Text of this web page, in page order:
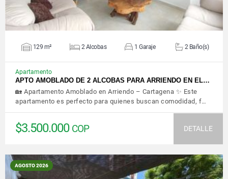
129 m² 2 Alcobas 1 Garaje 2 Baño(s)
Apartamento
APTO AMOBLADO DE 2 ALCOBAS PARA ARRIENDO EN EL…
🏡 Apartamento Amoblado en Arriendo – Cartagena ✨ Este
apartamento es perfecto para quienes buscan comodidad, f…
$3.500.000 COP DETALLE
AGOSTO 2026